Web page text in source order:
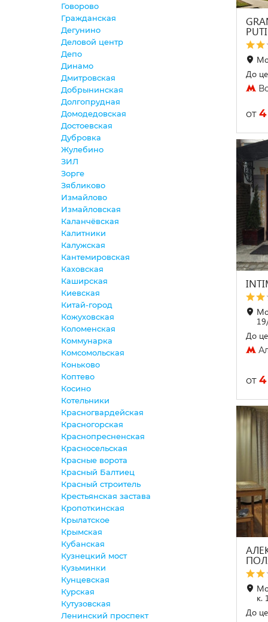
До
от
До
от
к.
До
Говорово
Гражданская
Дегунино
Деловой центр
Депо
Динамо
Дмитровская
Добрынинская
Долгопрудная
Домодедовская
Достоевская
Дубровка
Жулебино
ЗИЛ
Зорге
Зябликово
Измайлово
Измайловская
Каланчёвская
Калитники
Калужская
Кантемировская
Каховская
Каширская
Киевская
Китай-город
Кожуховская
Коломенская
Коммунарка
Комсомольская
Коньково
Коптево
Косино
Котельники
Красногвардейская
Красногорская
Краснопресненская
Красносельская
Красные ворота
Красный Балтиец
Красный строитель
Крестьянская застава
Кропоткинская
Крылатское
Крымская
Кубанская
Кузнецкий мост
Кузьминки
Кунцевская
Курская
Кутузовская
Ленинский проспект